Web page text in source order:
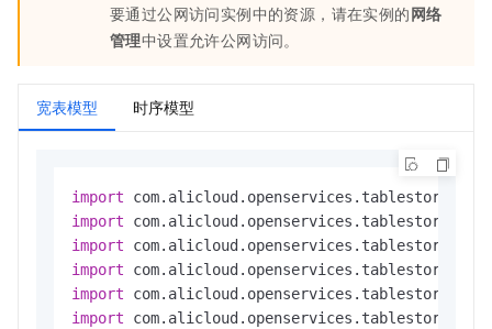
要通过公网访问实例中的资源，请在实例的网络
管理中设置允许公网访问。
宽表模型 时序模型
import
import
import
import
import
import